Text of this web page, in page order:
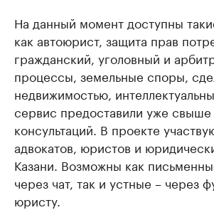
На данный момент доступны
как автоюрист, защита прав
гражданский, уголовный и
процессы, земельные споры,
недвижимостью,
сервис предоставили уже свыше
консультаций. В проекте
адвокатов, юристов и
Казани. Возможны как
через чат, так и устные – через
юристу.